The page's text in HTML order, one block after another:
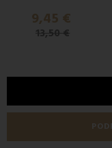
9,45 €
13,50 €